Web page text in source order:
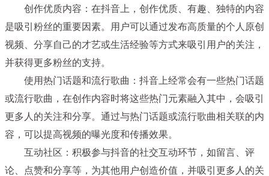
创作优质内容：在抖音上，创作优质、有趣、独特的内容
是吸引粉丝的重要因素。用户可以通过发布高质量的个人原创
视频、分享自己的才艺或生活经验等方式来吸引用户的关注，
并获得更多粉丝的支持。
使用热门话题和流行歌曲：抖音上经常会有一些热门话题
或流行歌曲，在创作内容时将这些热门元素融入其中，会吸引
更多人的关注和分享。通过与热门话题或流行歌曲相关联的内
容，可以提高视频的曝光度和传播效果。
互动社区：积极参与抖音的社交互动环节，如留言、评
论、点赞和分享等，为其他用户创造价值，并吸引更多人的关